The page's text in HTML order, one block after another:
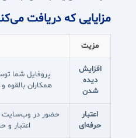
مزایایی که دریافت
مزیت
افزایش
دیده
شدن
پروفایل شما
همکاران بالقوه
اعتبار
حرفه‌ای
حضور در وب‌سایت
اعتبار